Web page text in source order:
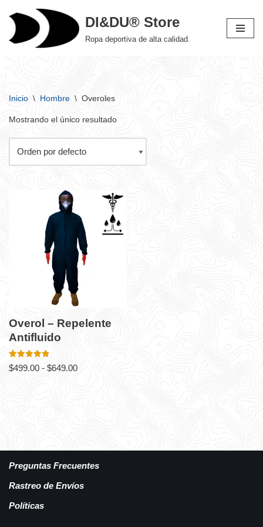
Saltar
al
DI&DU® Store
Ropa deportiva de alta calidad.
Inicio \ Hombre \ Overoles
Mostrando el único resultado
Overol – Repelente
Antifluido
Valorado
en
$499.00 - $649.00
Preguntas Frecuentes
Rastreo de Envíos
Políticas